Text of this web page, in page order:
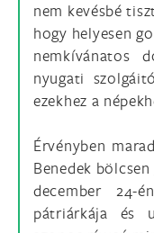
nem kevésbé
hogy helyesen
nemkívánatos
nyugati
ezekhez a
Érvényben
Benedek
december 24-
pátriárkája és